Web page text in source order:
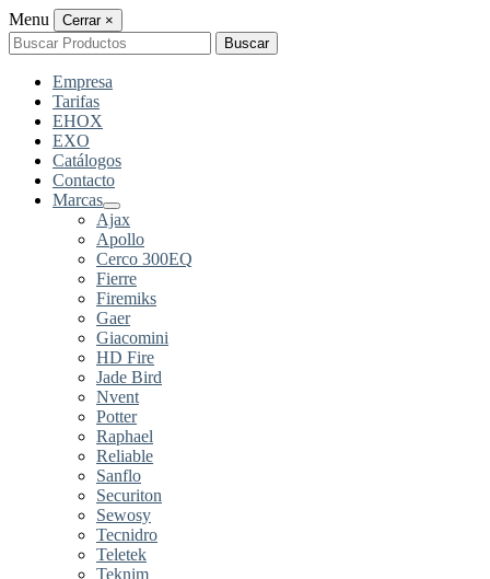
Menu Cerrar ×
Buscar
por:
Buscar
Empresa
Tarifas
EHOX
EXO
Catálogos
Contacto
Marcas
Ajax
Apollo
Cerco 300EQ
Fierre
Firemiks
Gaer
Giacomini
HD Fire
Jade Bird
Nvent
Potter
Raphael
Reliable
Sanflo
Securiton
Sewosy
Tecnidro
Teletek
Teknim